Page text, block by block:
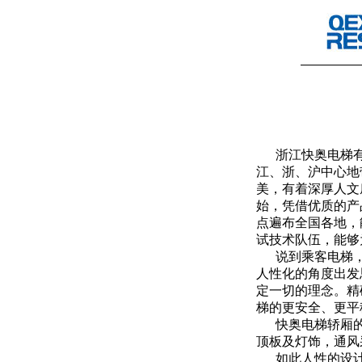
浙江快奥电梯有
江、浙、沪中心
美，有着深厚人
始，凭借优质的
点遍布全国各地
试技术队伍，能
说到乘客电梯，
人性化的角度出
定一切的理念。
梯的更安全、更平
快奥电梯轿厢的
顶板及灯饰，通
如此人性的设